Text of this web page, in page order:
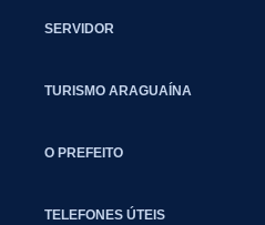
SERVIDOR
TURISMO ARAGUAÍNA
O PREFEITO
TELEFONES ÚTEIS